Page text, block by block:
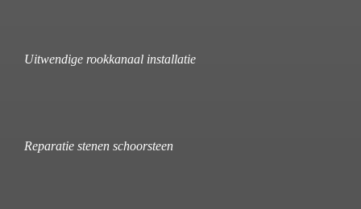
Uitwendige rookkanaal installatie
Reparatie stenen schoorsteen